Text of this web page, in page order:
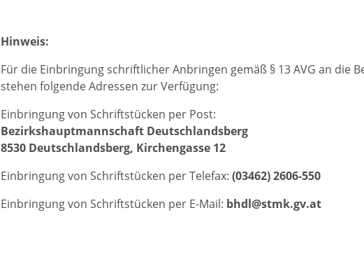
Hinweis:
Für die Einbringung schriftlicher Anbringen gemäß § 13 AVG an die
stehen folgende Adressen zur Verfügung:
Einbringung von Schriftstücken per Post:
Bezirkshauptmannschaft Deutschlandsberg
8530 Deutschlandsberg, Kirchengasse 12
Einbringung von Schriftstücken per Telefax: (03462) 2606-550
Einbringung von Schriftstücken per E-Mail: bhdl@stmk.gv.at